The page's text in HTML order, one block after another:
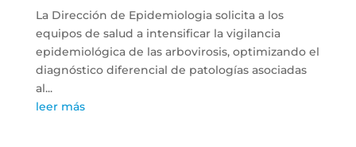
La Dirección de Epidemiologia solicita a los
equipos de salud a intensificar la vigilancia
epidemiológica de las arbovirosis, optimizando el
diagnóstico diferencial de patologías asociadas
al...
leer más